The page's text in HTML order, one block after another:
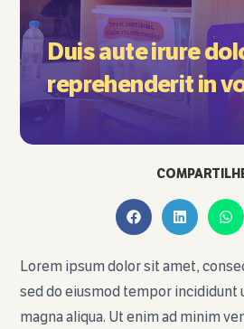
Duis aute irure
reprehenderit in
Lorem ipsum dolor sit amet,
sed do eiusmod tempor incididunt
magna aliqua. Ut enim ad minim